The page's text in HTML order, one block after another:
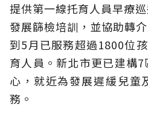
提供第一線托育人員早療
發展篩檢培訓，並協助轉
到5月已服務超過1800位
育人員。新北市更已建構
心，就近為發展遲緩兒童
務。